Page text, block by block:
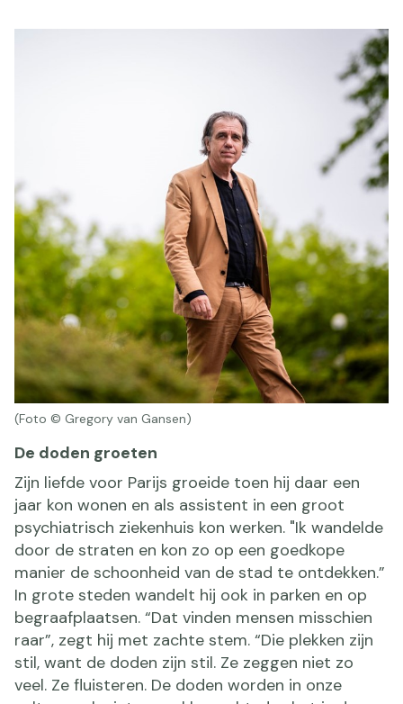
De doden groeten
Zijn liefde voor Parijs groeide toen hij daar een
jaar kon wonen en als assistent in een groot
psychiatrisch ziekenhuis kon werken. "Ik wandelde
door de straten en kon zo op een goedkope
manier de schoonheid van de stad te ontdekken.”
In grote steden wandelt hij ook in parken en op
begraafplaatsen. “Dat vinden mensen misschien
raar”, zegt hij met zachte stem. “Die plekken zijn
stil, want de doden zijn stil. Ze zeggen niet zo
veel. Ze fluisteren. De doden worden in onze
(Foto © Gregory van Gansen)